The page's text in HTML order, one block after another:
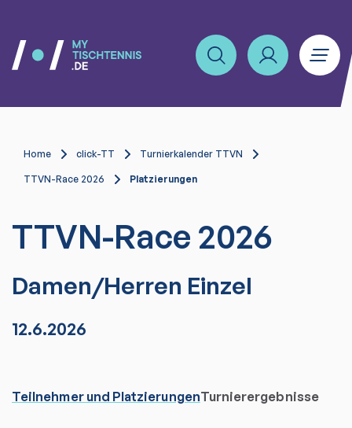
Home click-TT Turnierkalender TTVN
TTVN-Race 2026 Platzierungen
TTVN-Race 2026
Damen/Herren Einzel
12.6.2026
Teilnehmer und PlatzierungenTurnierergebnisse